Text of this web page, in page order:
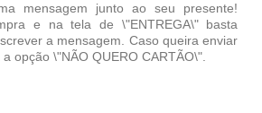
mensagem junto ao seu presente!
e na tela de \"ENTREGA\" basta
a mensagem. Caso queira enviar
opção \"NÃO QUERO CARTÃO\".